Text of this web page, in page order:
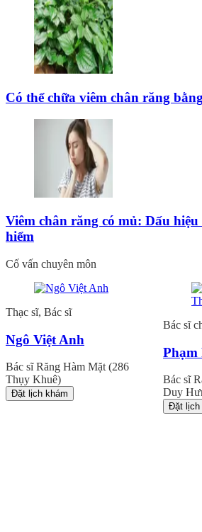
Có thể chữa viêm chân răng
Viêm chân răng có mủ: Dấu
hiểm
Cố vấn chuyên môn
Thạc sĩ, Bác sĩ
Ngô Việt Anh
Bác sĩ Răng Hàm Mặt (286
Thụy Khuê)
Đặt lịch khám
Bác sĩ
Phạm
Bác sĩ
Duy
Đặt lịch